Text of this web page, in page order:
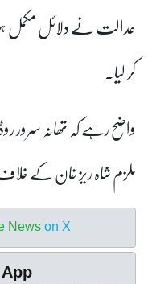
عدالت نے دلائل مکمل
کر لیا۔
واضح رہے کہ تھانہ سرور
ملزم شاہ ریز خان کے
News on X